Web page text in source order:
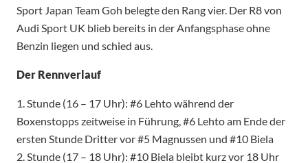
Sport Japan Team Goh belegte den Rang vier. Der R8 von
Audi Sport UK blieb bereits in der Anfangsphase ohne
Benzin liegen und schied aus.
Der Rennverlauf
1. Stunde (16 – 17 Uhr): #6 Lehto während der
Boxenstopps zeitweise in Führung, #6 Lehto am Ende der
ersten Stunde Dritter vor #5 Magnussen und #10 Biela
2. Stunde (17 – 18 Uhr): #10 Biela bleibt kurz vor 18 Uhr